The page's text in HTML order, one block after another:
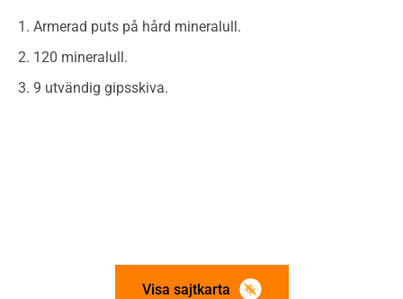
Armerad puts på hård mineralull.
120 mineralull.
9 utvändig gipsskiva.
Visa sajtkarta